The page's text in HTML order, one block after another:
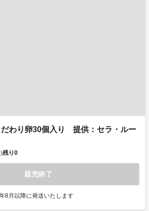
だわり卵30個入り 提供：セラ・ルー
残り0
販売終了
8月以降に発送いたします